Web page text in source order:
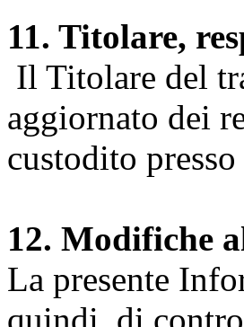
11. Titolare,
Il Titolare del
aggiornato dei
custodito
12. Modifiche
La presente